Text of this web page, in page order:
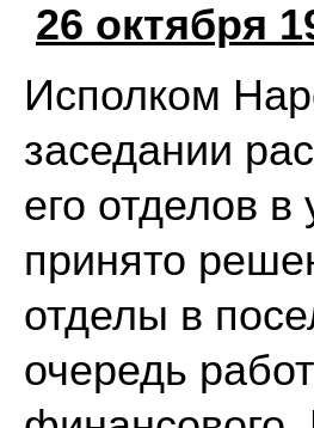
26 октября
Исполком
заседании
его отделов
принято
отделы в
очередь